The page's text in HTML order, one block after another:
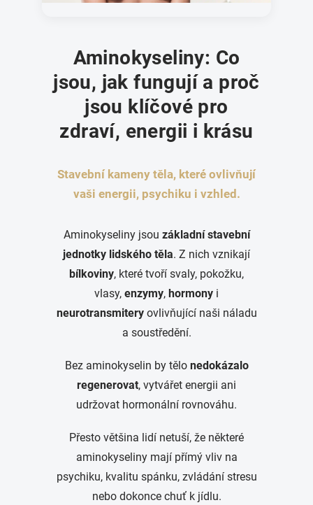
Aminokyseliny: Co
jsou, jak fungují a proč
jsou klíčové pro
zdraví, energii i krásu
Stavební kameny těla, které ovlivňují
vaši energii, psychiku i vzhled.
Aminokyseliny jsou základní stavební
jednotky lidského těla. Z nich vznikají
bílkoviny, které tvoří svaly, pokožku,
vlasy, enzymy, hormony i
neurotransmiteryovlivňující naši náladu
a soustředění.
Bez aminokyselin by tělo nedokázalo
regenerovat, vytvářet energii ani
udržovat hormonální rovnováhu.
Přesto většina lidí netuší, že některé
aminokyseliny mají přímý vliv na
psychiku, kvalitu spánku, zvládání stresu
nebo dokonce chuť k jídlu.